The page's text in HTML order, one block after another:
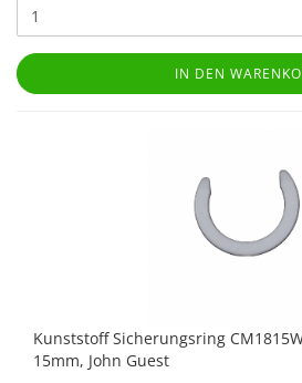
IN DEN
Kunststoff Sicherungsring
15mm, John Guest